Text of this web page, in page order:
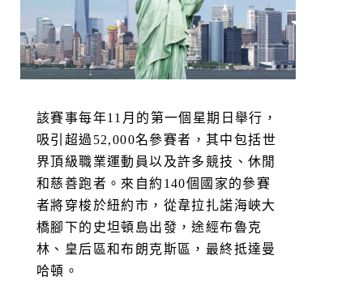
該賽事每年11月的第一個星期日舉行，
吸引超過52,000名參賽者，其中包括世
界頂級職業運動員以及許多競技、休閒
和慈善跑者。來自約140個國家的參賽
者將穿梭於紐約市，從韋拉扎諾海峽大
橋腳下的史坦頓島出發，途經布魯克
林、皇后區和布朗克斯區，最終抵達曼
哈頓。